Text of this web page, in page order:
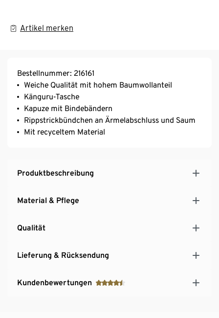
Artikel merken
Bestellnummer: 216161
Weiche Qualität mit hohem Baumwollanteil
Känguru-Tasche
Kapuze mit Bindebändern
Rippstrickbündchen an Ärmelabschluss und Saum
Mit recyceltem Material
Produktbeschreibung
Material & Pflege
Qualität
Lieferung & Rücksendung
Kundenbewertungen